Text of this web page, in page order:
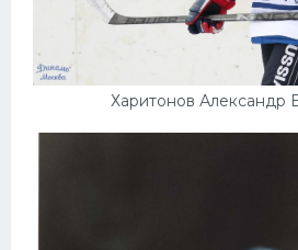
Харитонов Александр